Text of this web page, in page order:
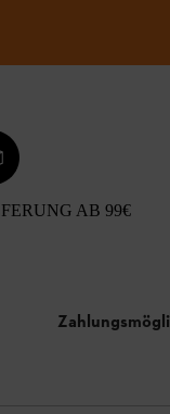
AB 99€